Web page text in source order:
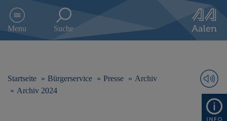
e
Menu Suche
Startseite Bürgerservice Presse
Archiv
Archiv 2024